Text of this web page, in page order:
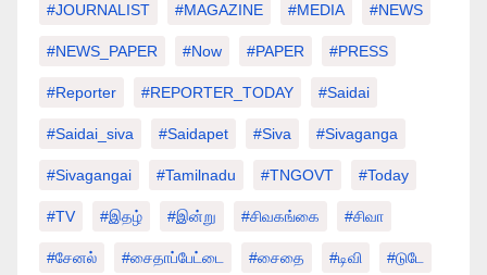
#JOURNALIST #MAGAZINE #MEDIA #NEWS
#NEWS_PAPER #Now #PAPER #PRESS
#Reporter #REPORTER_TODAY #saidai
#saidai_siva #saidapet #Siva #Sivaganga
#sivagangai #tamilnadu #TNGOVT #today
#TV #இதழ் #இன்று #சிவகங்கை #சிவா
#சேனல் #சைதாப்பேட்டை #சைதை #டிவி #டுடே